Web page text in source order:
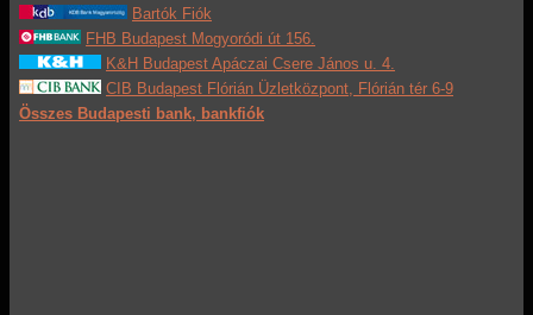
Bartók Fiók
FHB Budapest Mogyoródi út 156.
K&H Budapest Apáczai Csere János u. 4.
CIB Budapest Flórián Üzletközpont, Flórián tér 6-9
Összes Budapesti bank, bankfiók